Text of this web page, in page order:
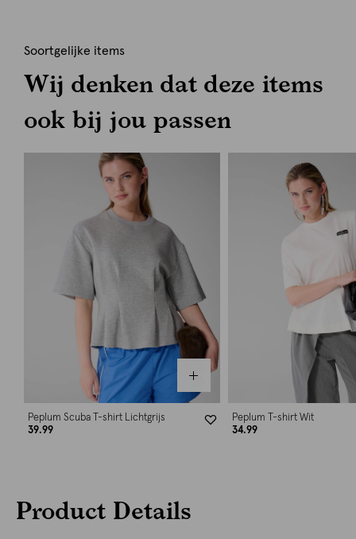
Soortgelijke items
Wij denken dat deze items
ook bij jou passen
Peplum Scuba T-shirt Lichtgrijs
39.99
Peplum T-shirt Wit
34.99
Product Details